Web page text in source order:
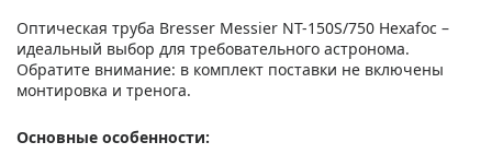
Оптическая труба Bresser Messier NT-150S/750 Hexafoc –
идеальный выбор для требовательного астронома.
Обратите внимание: в комплект поставки не включены
монтировка и тренога.
Основные особенности: